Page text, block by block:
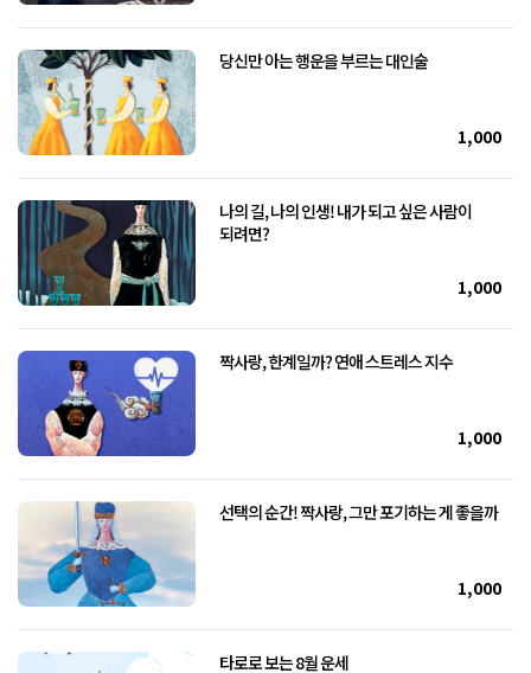
당신만 아는 행운을 부르는 대인술
1,000
나의 길, 나의 인생! 내가 되고 싶은 사람이
되려면?
1,000
짝사랑, 한계일까? 연애 스트레스 지수
1,000
선택의 순간! 짝사랑, 그만 포기하는 게 좋을까
1,000
타로로 보는 8월 운세